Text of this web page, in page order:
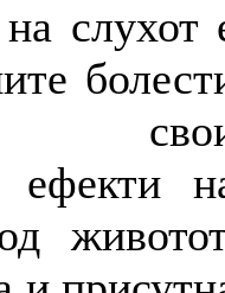
слухот
ефекти